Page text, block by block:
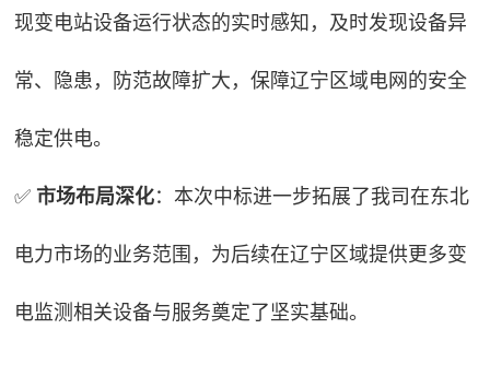
现变电站设备运行状态的实时感知，及时发现设备异
常、隐患，防范故障扩大，保障辽宁区域电网的安全
稳定供电。
✅ 市场布局深化：本次中标进一步拓展了我司在东北
电力市场的业务范围，为后续在辽宁区域提供更多变
电监测相关设备与服务奠定了坚实基础。